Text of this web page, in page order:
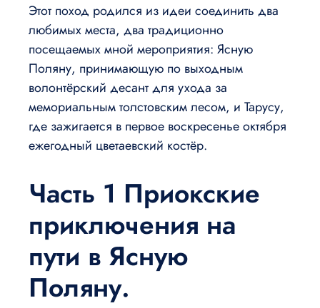
Этот поход родился из идеи соединить два
любимых места, два традиционно
посещаемых мной мероприятия: Ясную
Поляну, принимающую по выходным
волонтёрский десант для ухода за
мемориальным толстовским лесом, и Тарусу,
где зажигается в первое воскресенье октября
ежегодный цветаевский костёр.
Часть 1 Приокские
приключения на
пути в Ясную
Поляну.